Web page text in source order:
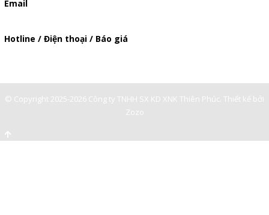
Email
Hotline / Điện thoại / Báo giá
© Copyright 2025-2026 Công ty TNHH SX KD XNK Thiên Phúc. Thiết kế bởi
Zozo